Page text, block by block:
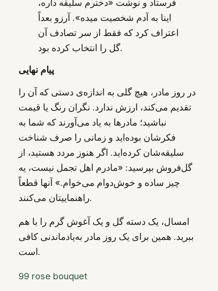
فرستاد و نوشت «دخترم سلیقه داره،
اینا به آدم شخصیت میده». آرزو بعداً
اعتراف کرد که فقط از سر تصادف آن
گل را انتخاب کرده بود.
پیام نهایی
در روز مادر، هیچ گلی به اندازه‌ی دستی که آن را
تقدیم می‌کند، ارزش ندارد. نگران رنگ یا قیمت
نباشید؛ مادرها به یاد می‌آورند که شما به
فکرشان بوده‌اید و زمانی را صرف شناخت
سلیقه‌شان کرده‌اید. اگر هنوز مردد هستید، از
گل‌فروش بپرسید: «مادرم اهل تجمل نیست، یه
چیز ساده و خوش‌دوام می‌خوام.» آنها قطعاً
راهنماییتان می‌کنند.
امسال، یک دسته گل و یک آغوش گرم را با هم
ببرید. همین برای یک روز مادر به‌یادماندنی کافی
است.
99 rose bouquet